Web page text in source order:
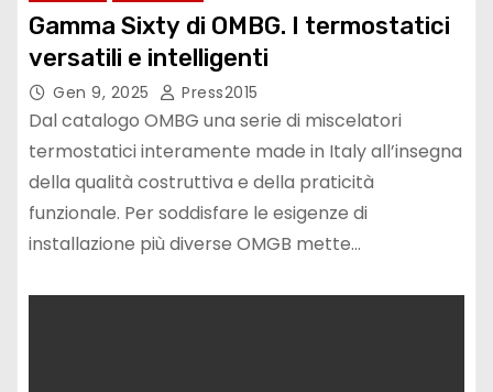
Gamma Sixty di OMBG. I termostatici
versatili e intelligenti
Gen 9, 2025 Press2015
Dal catalogo OMBG una serie di miscelatori
termostatici interamente made in Italy all’insegna
della qualità costruttiva e della praticità
funzionale. Per soddisfare le esigenze di
installazione più diverse OMGB mette…